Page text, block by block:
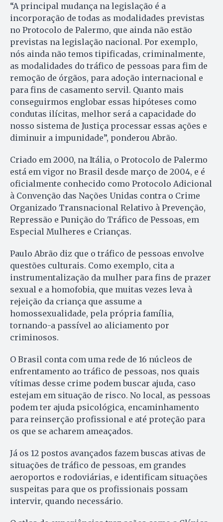
“A principal mudança na legislação é a
incorporação de todas as modalidades previstas
no Protocolo de Palermo, que ainda não estão
previstas na legislação nacional. Por exemplo,
nós ainda não temos tipificadas, criminalmente,
as modalidades do tráfico de pessoas para fim de
remoção de órgãos, para adoção internacional e
para fins de casamento servil. Quanto mais
conseguirmos englobar essas hipóteses como
condutas ilícitas, melhor será a capacidade do
nosso sistema de Justiça processar essas ações e
diminuir a impunidade”, ponderou Abrão.
Criado em 2000, na Itália, o Protocolo de Palermo
está em vigor no Brasil desde março de 2004, e é
oficialmente conhecido como Protocolo Adicional
à Convenção das Nações Unidas contra o Crime
Organizado Transnacional Relativo à Prevenção,
Repressão e Punição do Tráfico de Pessoas, em
Especial Mulheres e Crianças.
Paulo Abrão diz que o tráfico de pessoas envolve
questões culturais. Como exemplo, cita a
instrumentalização da mulher para fins de prazer
sexual e a homofobia, que muitas vezes leva à
rejeição da criança que assume a
homossexualidade, pela própria família,
tornando-a passível ao aliciamento por
criminosos.
O Brasil conta com uma rede de 16 núcleos de
enfrentamento ao tráfico de pessoas, nos quais
vítimas desse crime podem buscar ajuda, caso
estejam em situação de risco. No local, as pessoas
podem ter ajuda psicológica, encaminhamento
para reinserção profissional e até proteção para
os que se acharem ameaçados.
Já os 12 postos avançados fazem buscas ativas de
situações de tráfico de pessoas, em grandes
aeroportos e rodoviárias, e identificam situações
suspeitas para que os profissionais possam
intervir, quando necessário.